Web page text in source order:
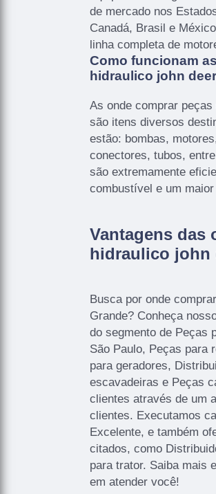
de mercado nos
Canadá, Brasil e
linha completa de
Como funcionam
hidraulico john
As onde comprar
são itens diversos
estão: bombas,
conectores, tubos,
são extremamente
combustível e um maior
Vantagens das
hidraulico john
Busca por onde
Grande? Conheça
do segmento de Peças
São Paulo, Peças para
para geradores,
escavadeiras e Peças
clientes através de um
clientes. Executamos
Excelente, e também
citados, como
para trator. Saiba mais
em atender você!